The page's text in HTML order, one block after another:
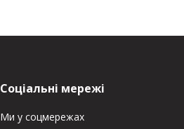
Соціальні мережі
Ми у соцмережах